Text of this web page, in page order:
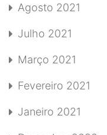
Agosto 2021
Julho 2021
Março 2021
Fevereiro 2021
Janeiro 2021